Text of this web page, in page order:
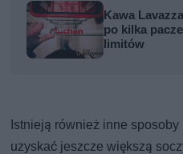
Kawa
po kilka
limitów
Istnieją również inne
uzyskać jeszcze większą